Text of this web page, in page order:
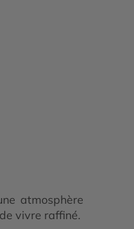
atmosphère
vivre raffiné.